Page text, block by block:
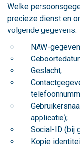
Welke
precieze dienst en
volgende gegevens:
NAW-
Geslacht;
applicatie);
Social-ID (bij
Kopie